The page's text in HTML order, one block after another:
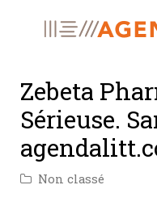
Zebeta
Sérieuse.
Non classé